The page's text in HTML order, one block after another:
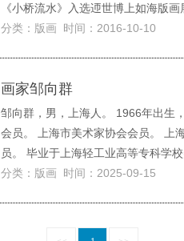
《小桥流水》入选迊世博上如海版画
分类：版画 时间：2016-10-10
画家邹向群
邹向群，男，上海人。 1966年出生
会员。 上海市美术家协会会员。 上
员。 毕业于上海轻工业高等专科学校
分类：版画 时间：2025-09-15